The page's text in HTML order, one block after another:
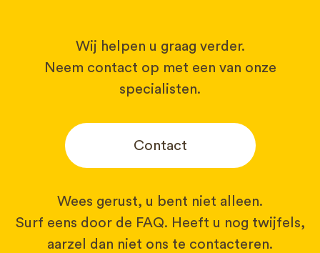
Wij helpen u graag verder.
Neem contact op met een van onze
specialisten.
Contact
Wees gerust, u bent niet alleen.
Surf eens door de FAQ. Heeft u nog twijfels,
aarzel dan niet ons te contacteren.